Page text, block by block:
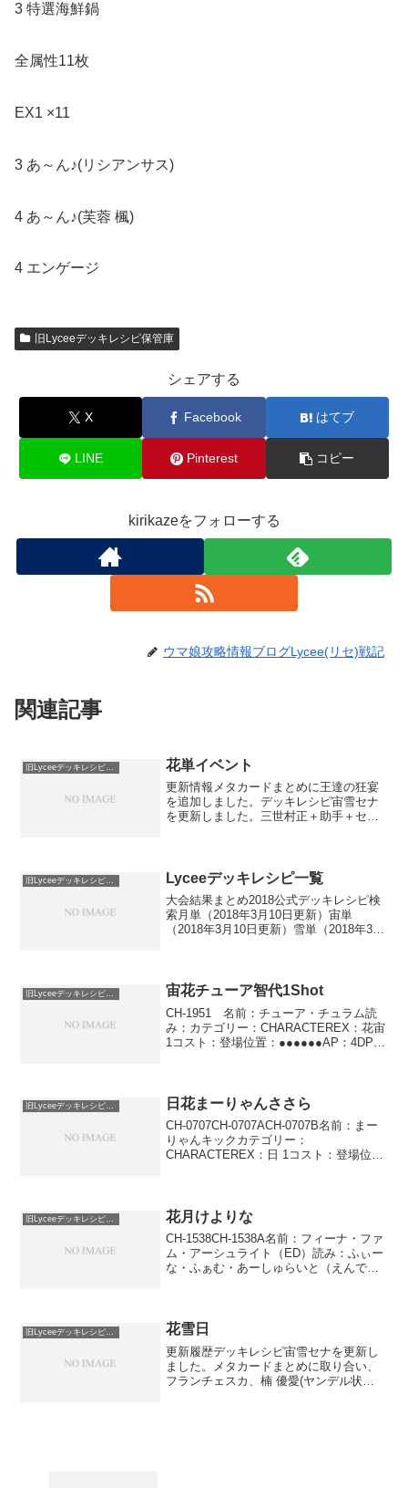
3 特選海鮮鍋
全属性11枚
EX1 ×11
3 あ～ん♪(リシアンサス)
4 あ～ん♪(芙蓉 楓)
4 エンゲージ
旧Lyceeデッキレシピ保管庫
シェアする
X Facebook はてブ
LINE Pinterest コピー
kirikazeをフォローする
ウマ娘攻略情報ブログLycee(リセ)戦記
関連記事
旧Lyceeデッキレシピ保管庫 花単イベント
更新情報メタカードまとめに王達の狂宴
を追加しました。デッキレシピ宙雪セナ
を更新しました。三世村正＋助手＋セナ
ンとした花単です。事故り...
Lyceeデッキレシピ一覧
大会結果まとめ2018公式デッキレシピ検
索月単（2018年3月10日更新）宙単
（2018年3月10日更新）雪単（2018年3月
宙花チューア智代1Shot
CH-1951 名前：チューア・チュラム読
み：カテゴリー：CHARACTEREX：花宙
1コスト：登場位置：●●●●●●AP：4DP：
旧Lyceeデッキレシピ保管庫 日花まーりゃんささら
CH-0707CH-0707ACH-0707B名前：まー
りゃんキックカテゴリー：
CHARACTEREX：日 1コスト：登場位
花月けよりな
CH-1538CH-1538A名前：フィーナ・ファ
ム・アーシュライト（ED）読み：ふぃー
な・ふぁむ・あーしゅらいと（えんでぃ
花雪日
更新履歴デッキレシピ宙雪セナを更新し
ました。メタカードまとめに取り合い、
フランチェスカ、楠 優愛(ヤンデル状